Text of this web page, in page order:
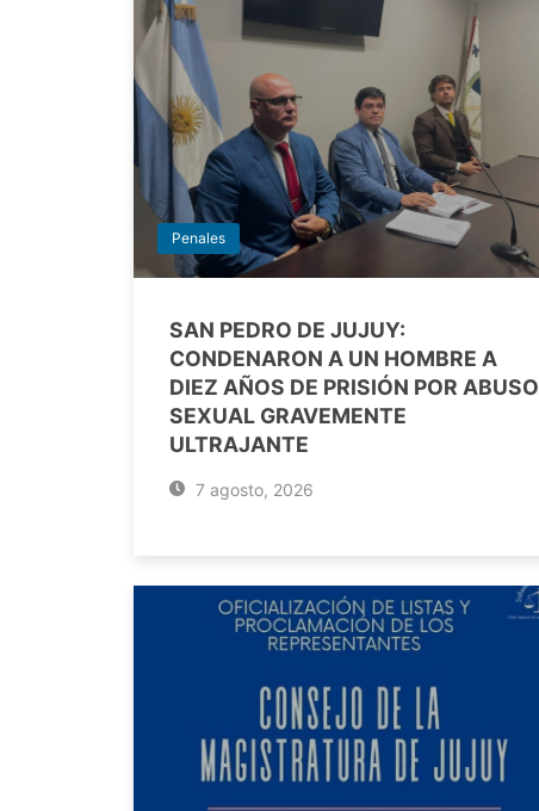
Penales
SAN PEDRO DE JUJUY:
CONDENARON A UN HOMBRE A
DIEZ AÑOS DE PRISIÓN POR ABUSO
SEXUAL GRAVEMENTE
ULTRAJANTE
7 agosto, 2026